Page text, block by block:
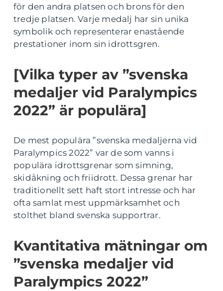
för den andra platsen och brons för den
tredje platsen. Varje medalj har sin unika
symbolik och representerar enastående
prestationer inom sin idrottsgren.
[Vilka typer av ”svenska
medaljer vid Paralympics
2022” är populära]
De mest populära ”svenska medaljerna vid
Paralympics 2022” var de som vanns i
populära idrottsgrenar som simning,
skidåkning och friidrott. Dessa grenar har
traditionellt sett haft stort intresse och har
ofta samlat mest uppmärksamhet och
stolthet bland svenska supportrar.
Kvantitativa mätningar om
”svenska medaljer vid
Paralympics 2022”